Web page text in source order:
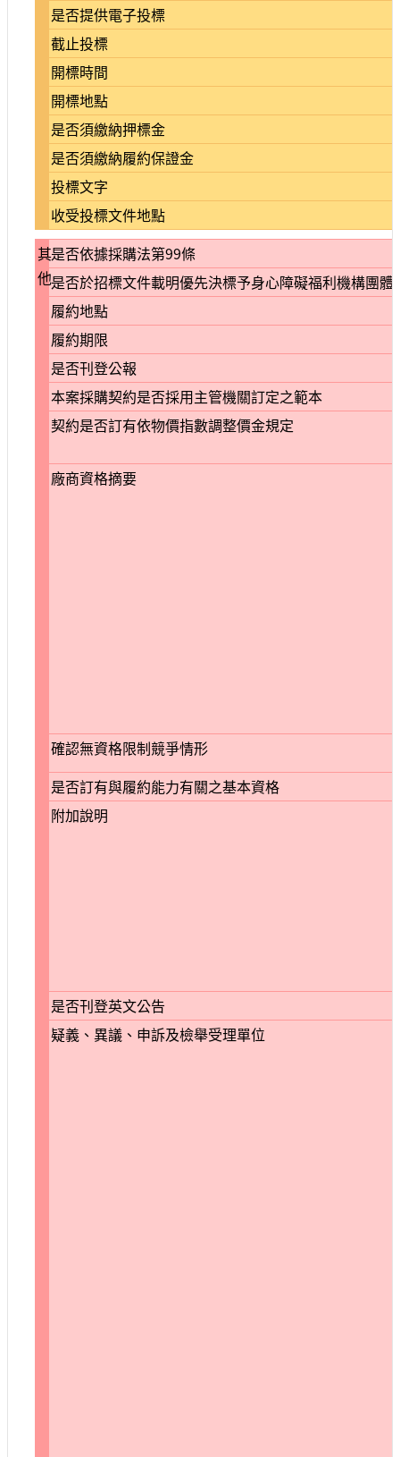
是否提供電子投標
截止投標
開標時間
開標地點
是否須繳納押標金
是否須繳納履約保證金
投標文字
收受投標文件地點
其
他
是否依據採購法第99條
是否於招標文件載明優先決標予身心障礙福利機構團體
履約地點
履約期限
是否刊登公報
本案採購契約是否採用主管機關訂定之範本
契約是否訂有依物價指數調整價金規定
廠商資格摘要
確認無資格限制競爭情形
是否訂有與履約能力有關之基本資格
附加說明
是否刊登英文公告
疑義、異議、申訴及檢舉受理單位